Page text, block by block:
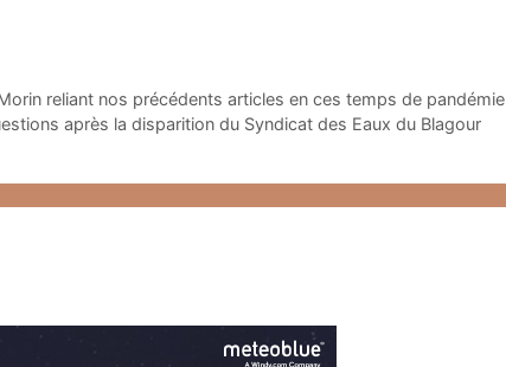
reliant nos précédents articles en ces temps de pandémie
après la disparition du Syndicat des Eaux du Blagour